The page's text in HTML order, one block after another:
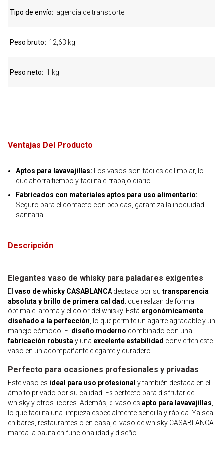
Ventajas Del Producto
Aptos para lavavajillas: Los vasos son fáciles de limpiar, lo
que ahorra tiempo y facilita el trabajo diario.
Fabricados con materiales aptos para uso alimentario:
Seguro para el contacto con bebidas, garantiza la inocuidad
sanitaria.
Descripción
Elegantes vaso de whisky para paladares exigentes
El vaso de whisky CASABLANCA destaca por su transparencia
absoluta y brillo de primera calidad
, que realzan de forma
óptima el aroma y el color del whisky. Está ergonómicamente
diseñado a la perfección , lo que permite un agarre agradable y un
manejo cómodo. El diseño moderno combinado con una
fabricación robusta y una excelente estabilidad convierten este
vaso en un acompañante elegante y duradero.
Perfecto para ocasiones profesionales y privadas
Este vaso es ideal para uso profesional y también destaca en el
ámbito privado por su calidad. Es perfecto para disfrutar de
whisky y otros licores. Además, el vaso es apto para lavavajillas
lo que facilita una limpieza especialmente sencilla y rápida. Ya sea
en bares, restaurantes o en casa, el vaso de whisky CASABLANCA
marca la pauta en funcionalidad y diseño.
Tipo de envío agencia de transporte
Peso bruto 12,63 kg
Peso neto 1 kg